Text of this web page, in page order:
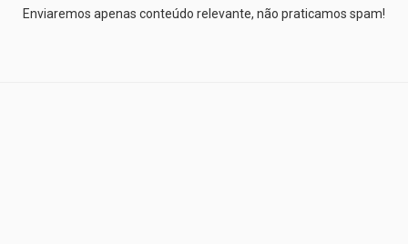
Enviaremos apenas conteúdo relevante, não praticamos spam!